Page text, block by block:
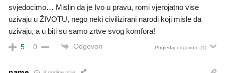
svjedocimo… Mislin da je Ivo u pravu, romi vjerojatno vise
uzivaju u ŽIVOTU, nego neki civilizirani narodi koji misle da
uzivaju, a u biti su samo zrtve svog komfora!
5 0 Odgovori Pogledaj odgovore (1)